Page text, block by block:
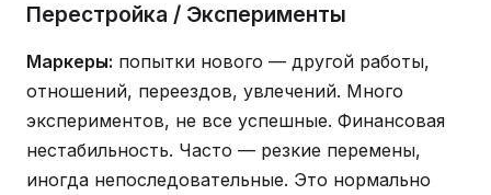
Перестройка / Эксперименты
Маркеры: попытки нового — другой работы,
отношений, переездов, увлечений. Много
экспериментов, не все успешные. Финансовая
нестабильность. Часто — резкие перемены,
иногда непоследовательные. Это нормально